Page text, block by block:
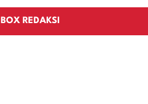
BOX REDAKSI